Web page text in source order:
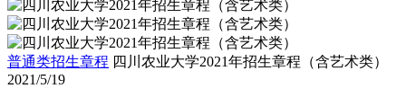
普通类招生章程 四川农业大学2021年招生章程（含艺术类）
2021/5/19